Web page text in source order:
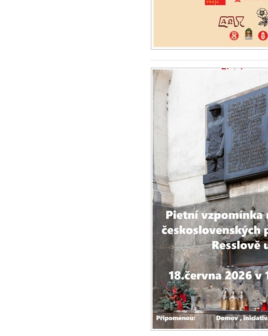
Pietní
17.6.2026 -
Ve čtvrtek 18.
pietní